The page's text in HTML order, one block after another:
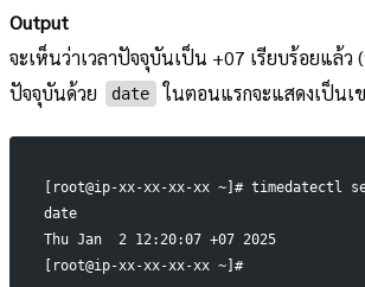
Output
จะเห็นว่าเวลาปัจจุบันเป็น +07 เรียบร้อยแล้ว
ปัจจุบันด้วย
date ในตอนแรกจะแสดงเป็นเข
[root@ip-xx-xx-xx-xx ~]# timedatectl
date
Thu Jan  2 12:20:07 +07 2025
[root@ip-xx-xx-xx-xx ~]#